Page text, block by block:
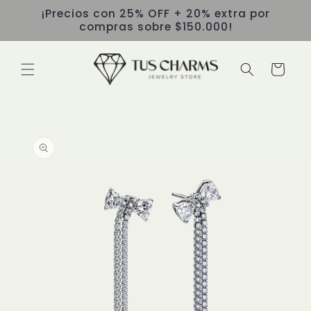
directamente
¡Precios con 25% OFF + 20% extra por
compras sobre $150.000!
Carrito
información